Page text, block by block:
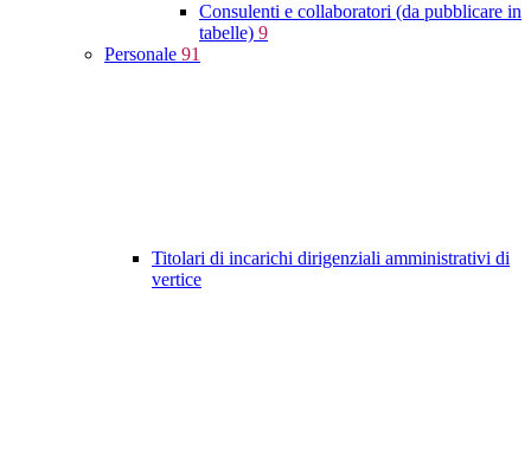
Consulenti e collaboratori (da pubblicare in
tabelle) 9
Personale 91
Titolari di incarichi dirigenziali amministrativi di
vertice